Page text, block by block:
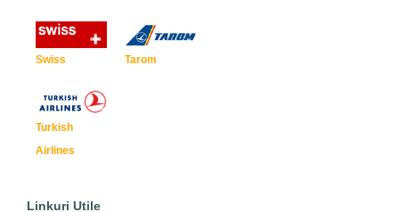
Swiss Tarom
Turkish
Airlines
Linkuri Utile